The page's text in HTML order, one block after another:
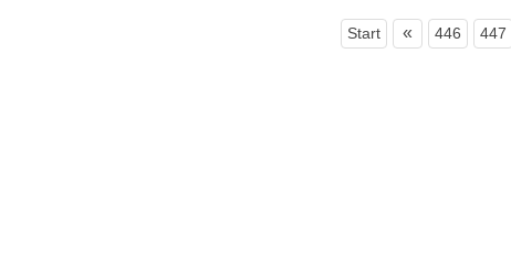
Start « 446 447